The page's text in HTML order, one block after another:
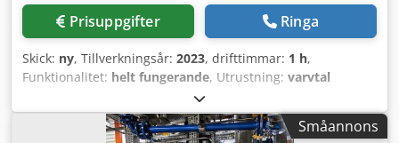
Prisuppgifter Ringa
Skick: ny, Tillverkningsår: 2023, drifttimmar: 1 h,
Funktionalitet: helt fungerande, Utrustning: varvtal
, Konus-helix-tork Vakuum konustork
HC22 Hastelloy Kegeltork Modell MIXODRY EMV/DE 950
Skick: Oanvänd Produktberörd material: 2.4602 HC22Småannons